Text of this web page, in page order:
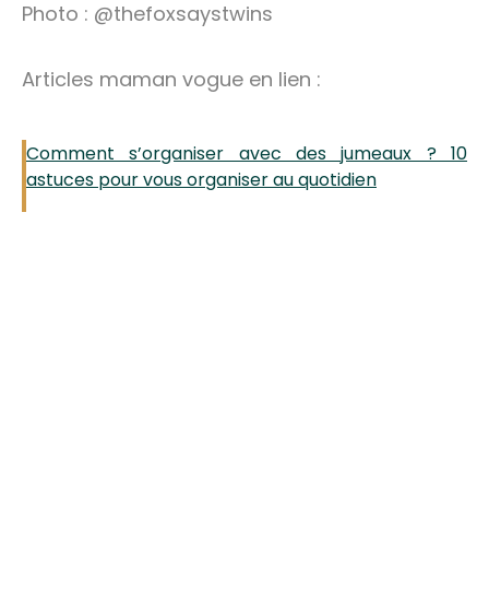
Photo : @thefoxsaystwins
Articles maman vogue en lien :
Comment s’organiser avec des jumeaux ? 10
astuces pour vous organiser au quotidien